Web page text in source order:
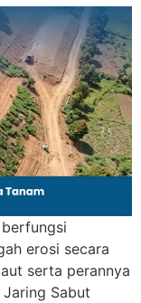
erosi secara
serta perannya
Sabut